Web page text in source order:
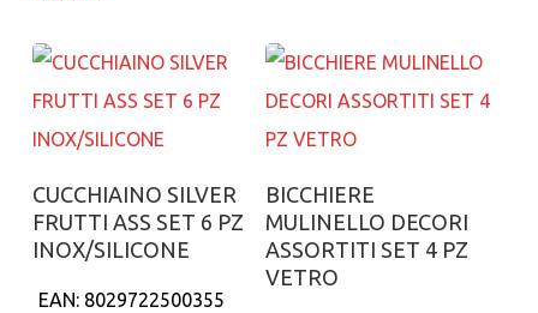
Aggiungi al carrello
CUCCHIAINO SILVER
FRUTTI ASS SET 6 PZ
INOX/SILICONE
EAN: 8029722500355
Aggiungi al carrello
BICCHIERE
MULINELLO DECORI
ASSORTITI SET 4 PZ
VETRO